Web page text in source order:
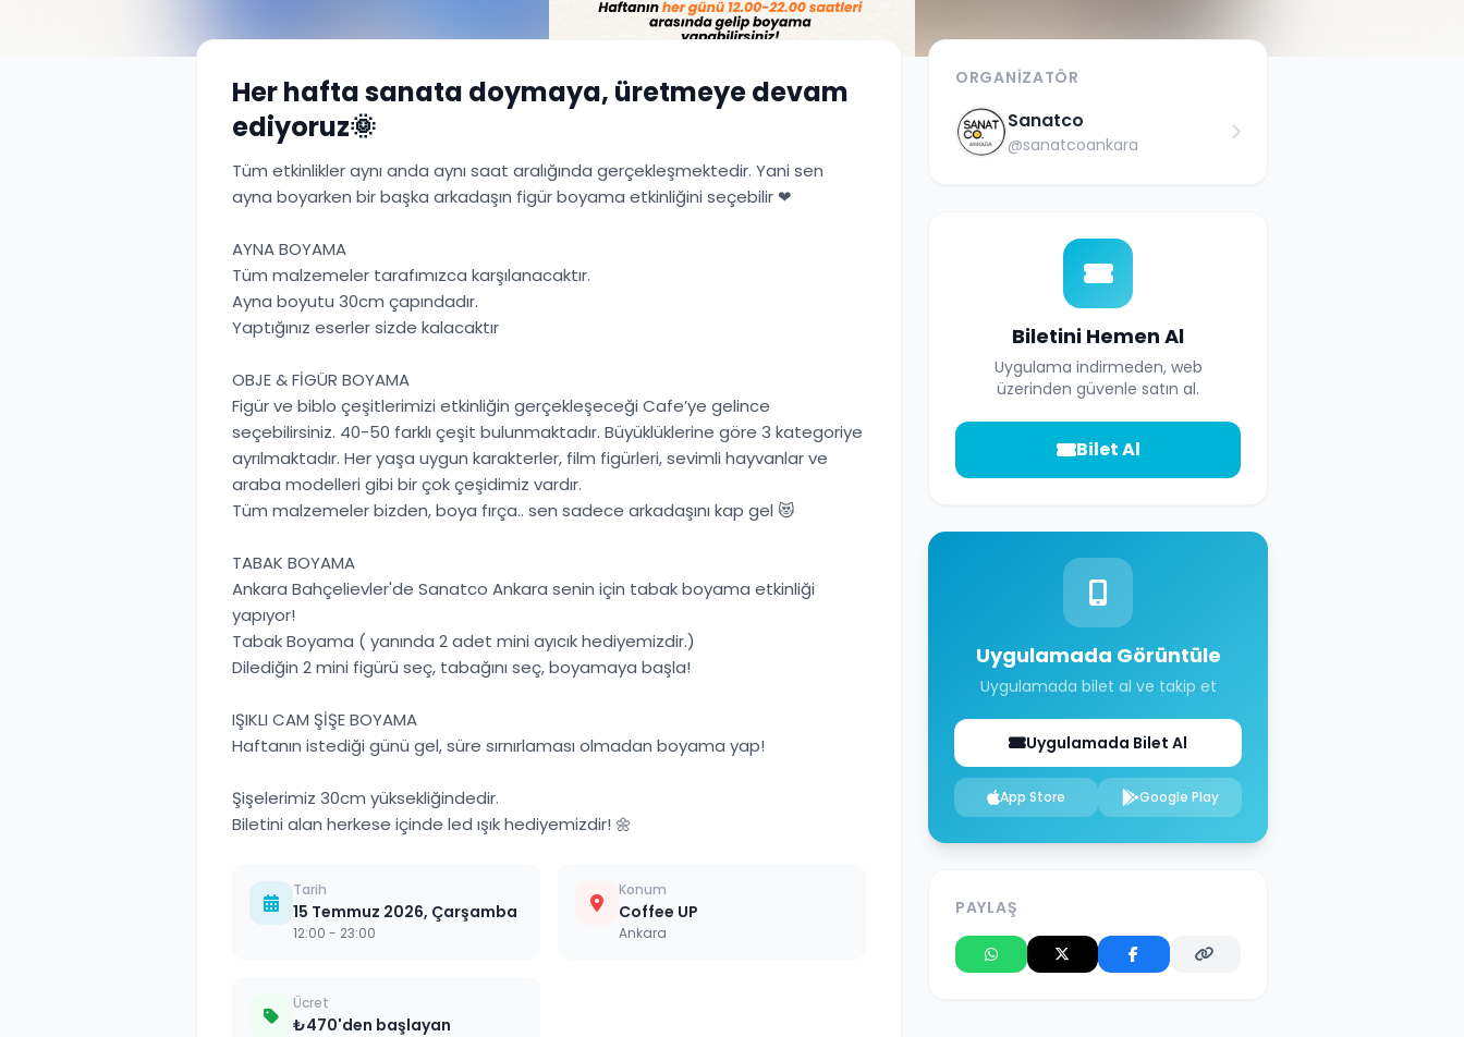
Her hafta sanata doymaya, üretmeye devam
ediyoruz🌞
Tüm etkinlikler aynı anda aynı saat aralığında gerçekleşmektedir. Yani sen
ayna boyarken bir başka arkadaşın figür boyama etkinliğini seçebilir ❤
AYNA BOYAMA
Tüm malzemeler tarafımızca karşılanacaktır.
Ayna boyutu 30cm çapındadır.
Yaptığınız eserler sizde kalacaktır
OBJE & FİGÜR BOYAMA
Figür ve biblo çeşitlerimizi etkinliğin gerçekleşeceği Cafe’ye gelince
seçebilirsiniz. 40-50 farklı çeşit bulunmaktadır. Büyüklüklerine göre 3 kategoriye
ayrılmaktadır. Her yaşa uygun karakterler, film figürleri, sevimli hayvanlar ve
araba modelleri gibi bir çok çeşidimiz vardır.
Tüm malzemeler bizden, boya fırça.. sen sadece arkadaşını kap gel 😻
TABAK BOYAMA
Ankara Bahçelievler'de Sanatco Ankara senin için tabak boyama etkinliği
yapıyor!
Tabak Boyama ( yanında 2 adet mini ayıcık hediyemizdir.)
Dilediğin 2 mini figürü seç, tabağını seç, boyamaya başla!
IŞIKLI CAM ŞİŞE BOYAMA
Haftanın istediği günü gel, süre sırnırlaması olmadan boyama yap!
Şişelerimiz 30cm yüksekliğindedir.
Biletini alan herkese içinde led ışık hediyemizdir! 🌼
Tarih
15 Temmuz 2026, Çarşamba
12:00 - 23:00
Konum
Coffee UP
Ankara
Ücret
₺470'den başlayan
ORGANIZATÖR
Sanatco
@sanatcoankara
Biletini Hemen Al
Uygulama indirmeden, web
üzerinden güvenle satın al.
Bilet Al
Uygulamada Görüntüle
Uygulamada bilet al ve takip et
Uygulamada Bilet Al
App Store Google Play
PAYLAŞ